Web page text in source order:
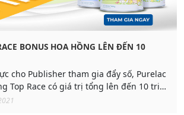
BONUS HOA HỒNG LÊN ĐẾN 10
cho Publisher tham gia đẩy số, Purelac
Top Race có giá trị tổng lên đến 10 triệu